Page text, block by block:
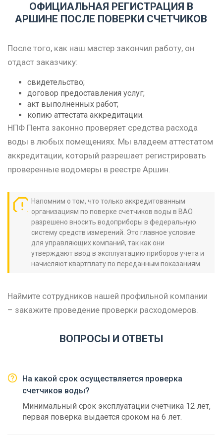
ОФИЦИАЛЬНАЯ РЕГИСТРАЦИЯ В
АРШИНЕ ПОСЛЕ ПОВЕРКИ СЧЕТЧИКОВ
После того, как наш мастер закончил работу, он
отдаст заказчику:
свидетельство;
договор предоставления услуг;
акт выполненных работ;
копию аттестата аккредитации.
НПФ Пента законно проверяет средства расхода
воды в любых помещениях. Мы владеем аттестатом
аккредитации, который разрешает регистрировать
проверенные водомеры в реестре Аршин.
Напомним о том, что только аккредитованным
организациям по поверке счетчиков воды в ВАО
разрешено вносить водоприборы в федеральную
систему средств измерений. Это главное условие
для управляющих компаний, так как они
утверждают ввод в эксплуатацию приборов учета и
начисляют квартплату по переданным показаниям.
Наймите сотрудников нашей профильной компании
– закажите проведение проверки расходомеров.
ВОПРОСЫ И ОТВЕТЫ
На какой срок осуществляется проверка
счетчиков воды?
Минимальный срок эксплуатации счетчика 12 лет,
первая поверка выдается сроком на 6 лет.